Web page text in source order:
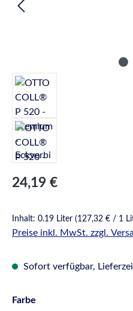
Regulärer Preis:
24,19 €
Inhalt: 0.19 Liter (127,32 € / 1
Preise inkl. MwSt. zzgl.
Sofort verfügbar,
Farbe